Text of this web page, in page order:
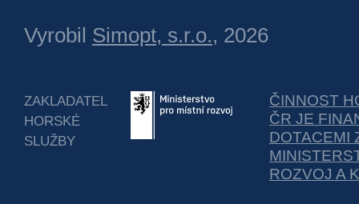
Vyrobil Simopt, s.r.o., 2026
ZAKLADATEL
HORSKÉ
SLUŽBY
ČINNOST
ČR JE
DOTACEMI
ROZVOJ A